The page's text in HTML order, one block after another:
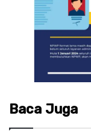
Baca Juga